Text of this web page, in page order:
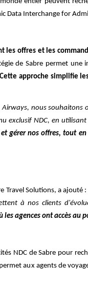
Data Interchange for
les offres et les
de Sabre permet une
Cette approche simplifie
Airways, nous
exclusif NDC, en
gérer nos offres, tout
Travel Solutions, a ajouté :
à nos clients
les agences ont accès
NDC de Sabre pour
aux agents de